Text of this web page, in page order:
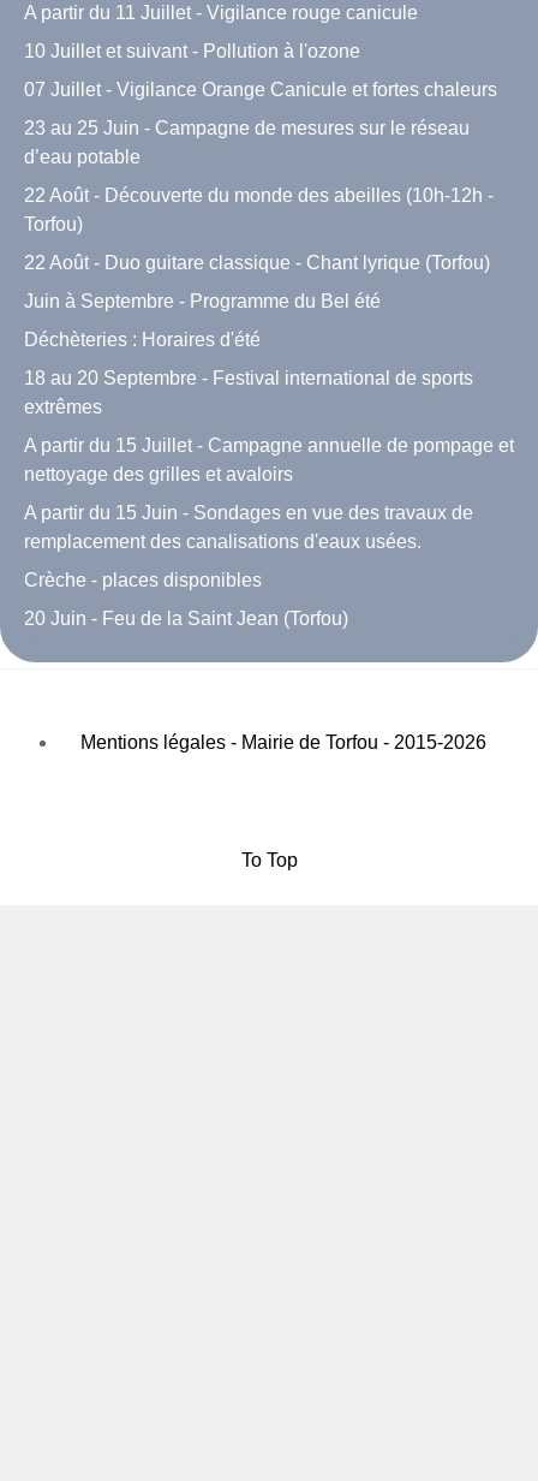
A partir du 11 Juillet - Vigilance rouge canicule
10 Juillet et suivant - Pollution à l'ozone
07 Juillet - Vigilance Orange Canicule et fortes chaleurs
23 au 25 Juin - Campagne de mesures sur le réseau
d’eau potable
22 Août - Découverte du monde des abeilles (10h-12h -
Torfou)
22 Août - Duo guitare classique - Chant lyrique (Torfou)
Juin à Septembre - Programme du Bel été
Déchèteries : Horaires d'été
18 au 20 Septembre - Festival international de sports
extrêmes
A partir du 15 Juillet - Campagne annuelle de pompage et
nettoyage des grilles et avaloirs
A partir du 15 Juin - Sondages en vue des travaux de
remplacement des canalisations d'eaux usées.
Crèche - places disponibles
20 Juin - Feu de la Saint Jean (Torfou)
Mentions légales - Mairie de Torfou - 2015-2026
To Top